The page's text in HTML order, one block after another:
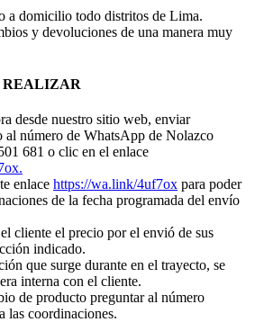
a domicilio todo distritos de Lima.
y devoluciones de una manera muy
REALIZAR
desde nuestro sitio web, enviar
al número de WhatsApp de Nolazco
681 o clic en el enlace
enlace https://wa.link/4uf7ox para poder
de la fecha programada del envío
cliente el precio por el envió de sus
indicado.
que surge durante en el trayecto, se
interna con el cliente.
de producto preguntar al número
las coordinaciones.